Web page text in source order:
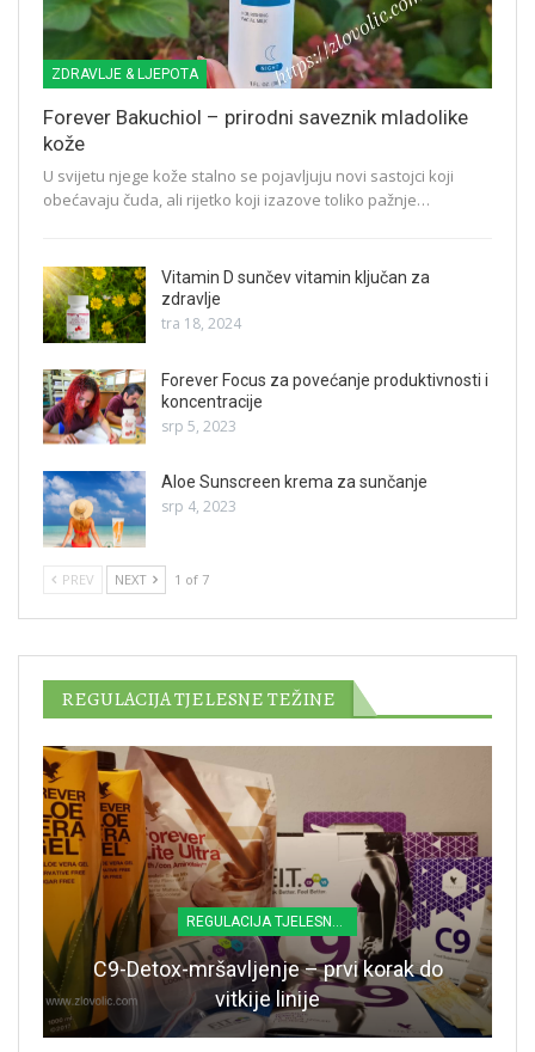
ZDRAVLJE & LJEPOTA
Forever Bakuchiol – prirodni saveznik mladolike
kože
U svijetu njege kože stalno se pojavljuju novi sastojci koji
obećavaju čuda, ali rijetko koji izazove toliko pažnje…
Vitamin D sunčev vitamin ključan za
zdravlje
tra 18, 2024
Forever Focus za povećanje produktivnosti i
koncentracije
srp 5, 2023
Aloe Sunscreen krema za sunčanje
srp 4, 2023
PREV NEXT 1 of 7
REGULACIJA TJELESNE TEŽINE
REGULACIJA TJELESNE TEŽINE
C9-Detox-mršavljenje – prvi korak do
vitkije linije